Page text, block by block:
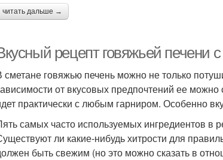
читать дальше →
рецепт говяжьей печени
сметане говяжью печень можно не только
от вкусовых предпочтений ее
практически с любым гарниром. Особенно
самых часто используемых ингредиентов в
ли какие-нибудь хитрости для
быть свежим (но это можно сказать в